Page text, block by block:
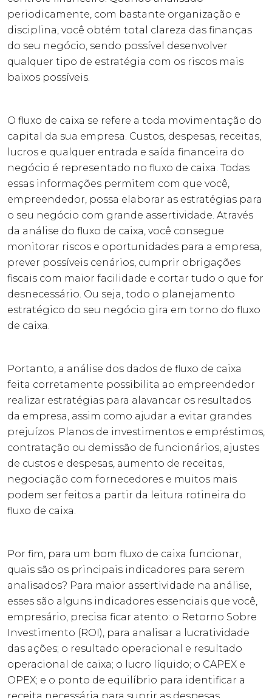
periodicamente, com bastante organização e
disciplina, você obtém total clareza das finanças
do seu negócio, sendo possível desenvolver
qualquer tipo de estratégia com os riscos mais
baixos possíveis.
O fluxo de caixa se refere a toda movimentação do
capital da sua empresa. Custos, despesas, receitas,
lucros e qualquer entrada e saída financeira do
negócio é representado no fluxo de caixa. Todas
essas informações permitem com que você,
empreendedor, possa elaborar as estratégias para
o seu negócio com grande assertividade. Através
da análise do fluxo de caixa, você consegue
monitorar riscos e oportunidades para a empresa,
prever possíveis cenários, cumprir obrigações
fiscais com maior facilidade e cortar tudo o que for
desnecessário. Ou seja, todo o planejamento
estratégico do seu negócio gira em torno do fluxo
de caixa.
Portanto, a análise dos dados de fluxo de caixa
feita corretamente possibilita ao empreendedor
realizar estratégias para alavancar os resultados
da empresa, assim como ajudar a evitar grandes
prejuízos. Planos de investimentos e empréstimos,
contratação ou demissão de funcionários, ajustes
de custos e despesas, aumento de receitas,
negociação com fornecedores e muitos mais
podem ser feitos a partir da leitura rotineira do
fluxo de caixa.
Por fim, para um bom fluxo de caixa funcionar,
quais são os principais indicadores para serem
analisados? Para maior assertividade na análise,
esses são alguns indicadores essenciais que você,
empresário, precisa ficar atento: o Retorno Sobre
Investimento (ROI), para analisar a lucratividade
das ações; o resultado operacional e resultado
operacional de caixa; o lucro líquido; o CAPEX e
OPEX; e o ponto de equilíbrio para identificar a